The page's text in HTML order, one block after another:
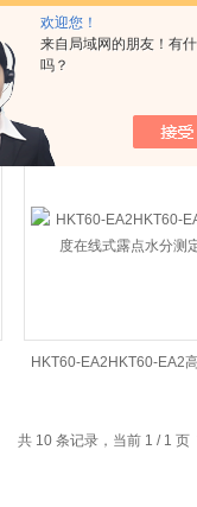
欢迎您！
来自局域网的朋友！有
吗？
水分测定仪
HKT60-EA2HKT60-EA2
共 10 条记录，当前 1 / 1